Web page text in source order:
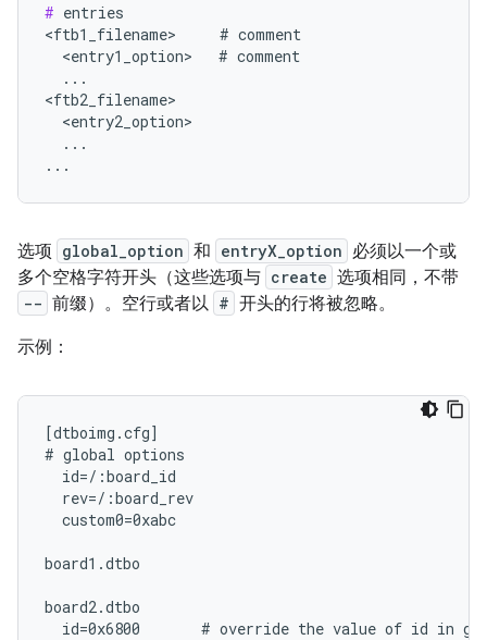
# entries
<ftb1_filename>     # comment
  <entry1_option>   # comment
  ...
<ftb2_filename>
  <entry2_option>
  ...
...
选项 global_option 和 entryX_option 必须以一个或
多个空格字符开头（这些选项与 create 选项相同，不带
-- 前缀）。空行或者以 # 开头的行将被忽略。
示例：
[dtboimg.cfg]
# global options
  id=/:board_id
  rev=/:board_rev
  custom0=0xabc
board1.dtbo
board2.dtbo
id=0x6800       # override the value of id in